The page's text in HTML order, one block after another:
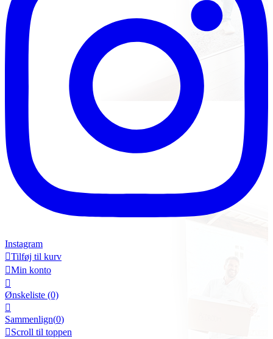
Instagram
Tilføj til kurv
Min konto

Ønskeliste (0)

Sammenlign(0)
Scroll til toppen